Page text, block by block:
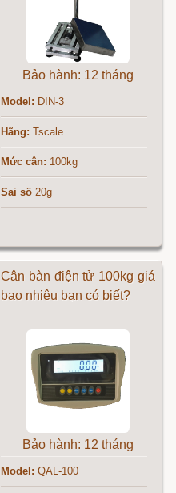
Bảo hành: 12 tháng
Model: DIN-3
Hãng: Tscale
Mức cân: 100kg
Sai số 20g
Cân bàn điện tử 100kg giá
bao nhiêu bạn có biết?
Bảo hành: 12 tháng
Model: QAL-100